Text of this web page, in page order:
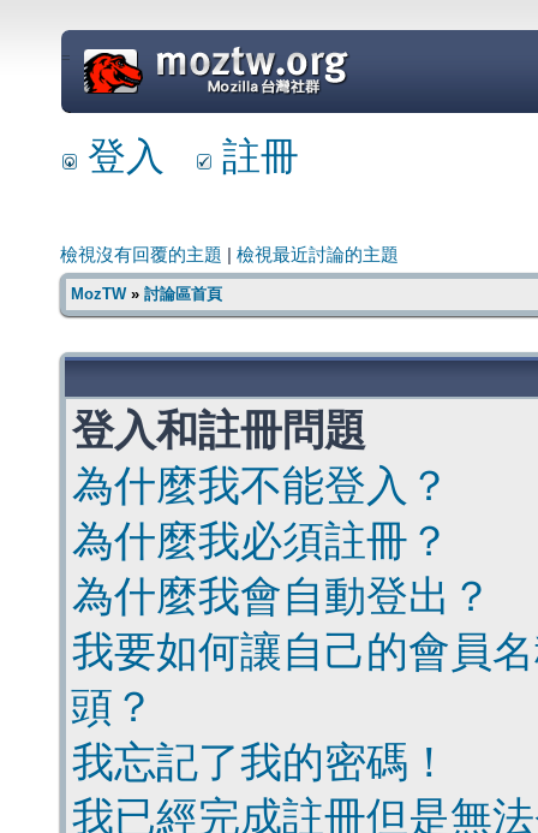
=
登入 註冊
檢視沒有回覆的主題 檢視最近討論的主題
MozTW» 討論區首頁
登入和註冊問題
為什麼我不能登入？
為什麼我必須註冊？
為什麼我會自動登出？
我要如何讓自己的會員
頭？
我忘記了我的密碼！
我已經完成註冊但是無